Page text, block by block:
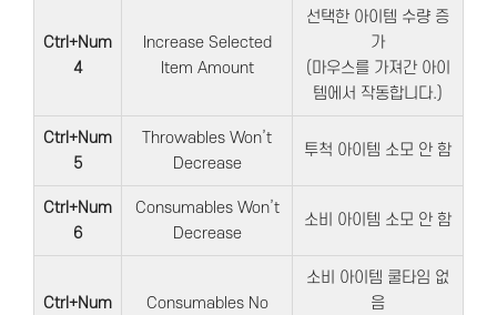
Ctrl+Num
4
Increase Selected
Item Amount
선택한 아이템 수량 증
가
(마우스를 가져간 아이
템에서 작동합니다.)
Ctrl+Num
5
Throwables Won’t
Decrease
투척 아이템 소모 안 함
Ctrl+Num
6
Consumables Won’t
Decrease
소비 아이템 소모 안 함
Ctrl+Num
Consumables No
소비 아이템 쿨타임 없
음